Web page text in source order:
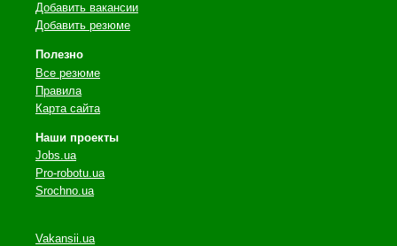
Добавить вакансии
Добавить резюме
Полезно
Все резюме
Правила
Карта сайта
Наши проекты
Jobs.ua
Pro-robotu.ua
Srochno.ua
Vakansii.ua